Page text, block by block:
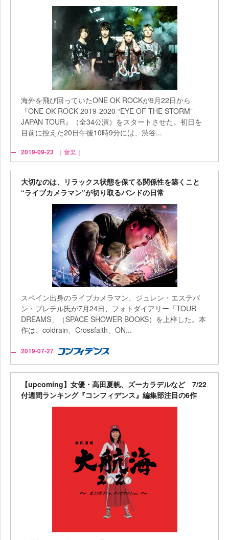
海外を飛び回っていたONE OK ROCKが9月22日から
『ONE OK ROCK 2019-2020 “EYE OF THE STORM”
JAPAN TOUR』（全34公演）をスタートさせた。初日を
目前に控えた20日午後10時9分には、渋谷...
2019-09-23 ｜音楽｜
大切なのは、リラックス状態を保てる関係性を築くこと
“ライブカメラマン”が切り取るバンドの日常
スペイン出身のライブカメラマン、ジュレン・エステバ
ン・プレテル氏が7月24日、フォトダイアリー「TOUR
DREAMS」（SPACE SHOWER BOOKS）を上梓した。本
作は、coldrain、Crossfaith、ON...
2019-07-27
【upcoming】女優・高田夏帆、ズーカラデルなど 7/22
付週間ランキング『コンフィデンス』編集部注目の6作